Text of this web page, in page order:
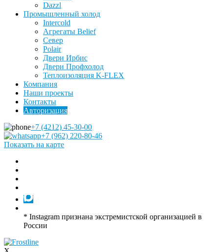
Dazzl
Промышленный холод
Intercold
Агрегаты Belief
Север
Polair
Двери Ирбис
Двери Профхолод
Теплоизоляция K-FLEX
Компания
Наши проекты
Контакты
Авторизация
+7 (4212) 45-30-00
+7 (962) 220-80-46
Показать на карте
* Instagram признана экстремистской организацией в
России